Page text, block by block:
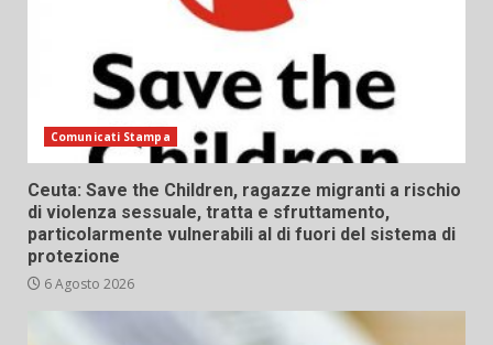
Comunicati Stampa
Ceuta: Save the Children, ragazze migranti a rischio
di violenza sessuale, tratta e sfruttamento,
particolarmente vulnerabili al di fuori del sistema di
protezione
6 Agosto 2026